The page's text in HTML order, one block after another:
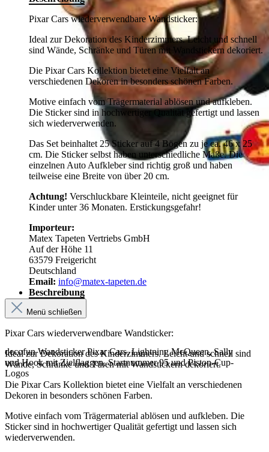
decofun Wandsticker Pixar Cars, Lightning McQueen, Sally
und Hook mit Zielflaggen, Startnummer 95 und Piston-Cup-
Logos
Pixar Cars wiederverwendbare Wandsticker:
Ideal zur Dekoration des Kinderzimmers. Leicht und schnell
sind Wände, Schränke und Türen mit Wandstickern dekoriert.
Die Pixar Cars Kollektion bietet eine Vielfalt an
verschiedenen Dekoren in besonders schönen Farben.
Motive einfach vom Trägermaterial ablösen und aufkleben.
Die Sticker sind in hochwertiger Qualität gefertigt und lassen
sich wiederverwenden.
Das Set beinhaltet 25 Sticker auf 4 Bögen zu je ca. 46 x 25
cm. Die Sticker selbst haben unterschiedliche Maße. Die
einzelnen Auto Aufkleber sind richtig groß und haben
teilweise eine Breite von über 20 cm.
Achtung! Verschluckbare Kleinteile, nicht geeignet für
Kinder unter 36 Monaten. Erstickungsgefahr!
Importeur:
Matex Tapeten Vertriebs GmbH
Auf der Höhe 11
63579 Freigericht
Deutschland
Email: info@matex-tapeten.de
Beschreibung
Menü schließen
Pixar Cars wiederverwendbare Wandsticker:
Ideal zur Dekoration des Kinderzimmers. Leicht und schnell sind
Wände, Schränke und Türen mit Wandstickern dekoriert.
Die Pixar Cars Kollektion bietet eine Vielfalt an verschiedenen
Dekoren in besonders schönen Farben.
Motive einfach vom Trägermaterial ablösen und aufkleben. Die
Sticker sind in hochwertiger Qualität gefertigt und lassen sich
wiederverwenden.